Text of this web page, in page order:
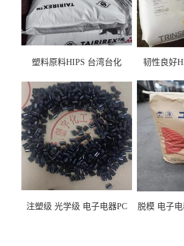
塑料原料HIPS 台湾台化
用料
韧性良好
注塑级 光学级 电子电器PC
脱模 电子